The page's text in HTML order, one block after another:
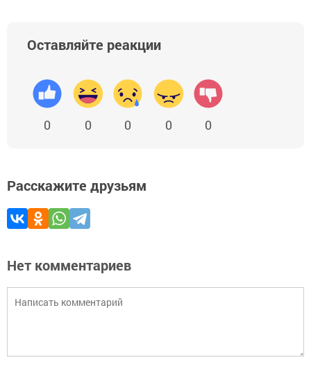
Оставляйте реакции
0 0 0 0 0
Расскажите друзьям
Нет комментариев